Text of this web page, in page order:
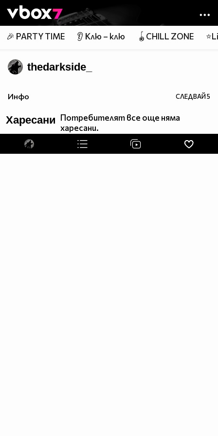
👾
🎉 PARTY TIME 👂 Клю – клю 🪀CHILL ZONE
thedarkside_
Инфо СЛЕДВАЙ5
Харесани Потребителят все още няма
харесани.